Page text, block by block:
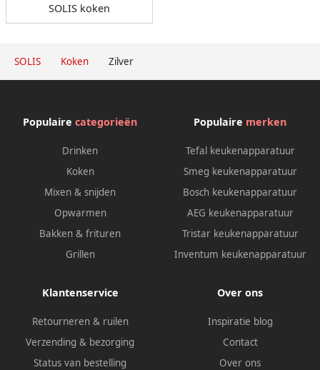
SOLIS Koken Zilver
SOLIS koken
Populaire categorieën
Drinken
Koken
Mixen & snijden
Opwarmen
Bakken & frituren
Grillen
Populaire merken
Tefal keukenapparatuur
Smeg keukenapparatuur
Bosch keukenapparatuur
AEG keukenapparatuur
Tristar keukenapparatuur
Inventum keukenapparatuur
Klantenservice
Retourneren & ruilen
Verzending & bezorging
Status van bestelling
Over ons
Inspiratie blog
Contact
Over ons